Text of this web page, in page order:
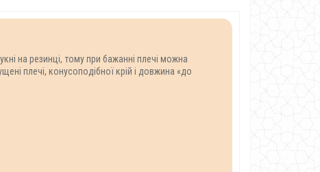
на резинці, тому при бажанні плечі можна
плечі, конусоподібної крій і довжина «до